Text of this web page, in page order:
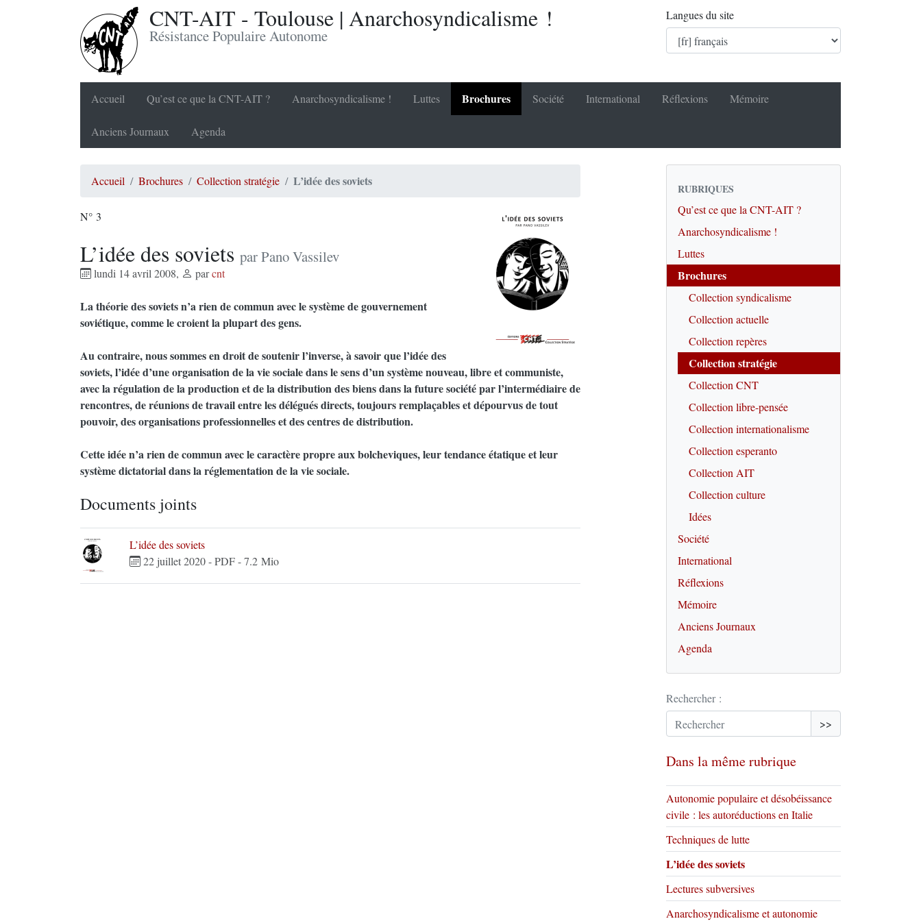
CNT-AIT - Toulouse | Anarchosyndicalisme !
Résistance Populaire Autonome
Langues du site
Accueil Qu’est ce que la CNT-AIT ? Anarchosyndicalisme ! Luttes Brochures Société International Réflexions Mémoire
Anciens Journaux Agenda
Accueil Brochures Collection stratégie L’idée des soviets
N° 3
L’idée des soviets par Pano Vassilev
lundi 14 avril 2008, parcnt
La théorie des soviets n’a rien de commun avec le système de gouvernement
soviétique, comme le croient la plupart des gens.
Au contraire, nous sommes en droit de soutenir l’inverse, à savoir que l’idée des
soviets, l’idée d’une organisation de la vie sociale dans le sens d’un système nouveau, libre et communiste,
avec la régulation de la production et de la distribution des biens dans la future société par l’intermédiaire de
rencontres, de réunions de travail entre les délégués directs, toujours remplaçables et dépourvus de tout
pouvoir, des organisations professionnelles et des centres de distribution.
Cette idée n’a rien de commun avec le caractère propre aux bolcheviques, leur tendance étatique et leur
système dictatorial dans la réglementation de la vie sociale.
Documents joints
L’idée des soviets
22 juillet 2020-PDF-7.2 Mio
RUBRIQUES
Qu’est ce que la CNT-AIT ?
Anarchosyndicalisme !
Luttes
Brochures
Collection syndicalisme
Collection actuelle
Collection repères
Collection stratégie
Collection CNT
Collection libre-pensée
Collection internationalisme
Collection esperanto
Collection AIT
Collection culture
Idées
Société
International
Réflexions
Mémoire
Anciens Journaux
Agenda
Rechercher :
>>
Dans la même rubrique
Autonomie populaire et désobéissance
civile : les autoréductions en Italie
Techniques de lutte
L’idée des soviets
Lectures subversives
Anarchosyndicalisme et autonomie